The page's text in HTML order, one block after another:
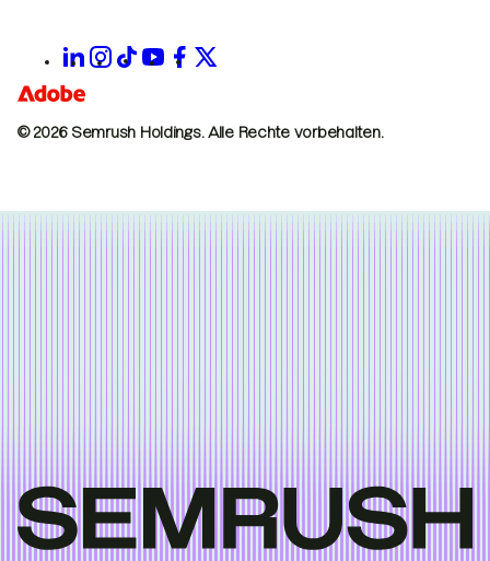
© 2026 Semrush Holdings. Alle Rechte vorbehalten.